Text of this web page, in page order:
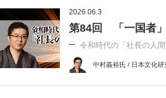
2026.06.3
第84回 「一国者」
令和時代の「社長の人間
中村義裕氏 / 日本文化